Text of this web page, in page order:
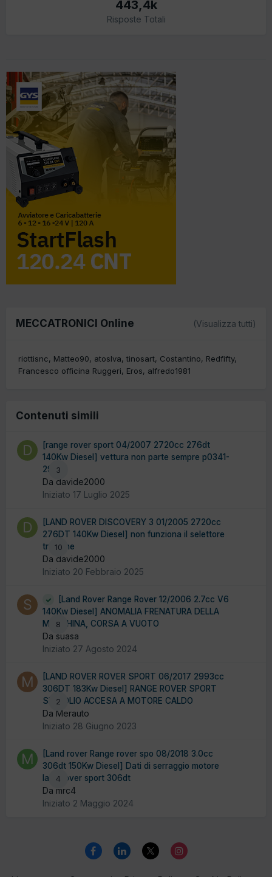
443,4k
Risposte Totali
MECCATRONICI Online (Visualizza tutti)
riottisnc Matteo90 atoslva tinosart Costantino
Redfifty
Francesco officina Ruggeri
Eros alfredo1981
Contenuti simili
3
[range rover sport 04/2007 2720cc 276dt
140Kw Diesel] vettura non parte sempre p0341-
29
Da davide2000
Iniziato 17 Luglio 2025
10
[LAND ROVER DISCOVERY 3 01/2005 2720cc
276DT 140Kw Diesel] non funziona il selettore
trazione
Da davide2000
Iniziato 20 Febbraio 2025
8
[Land Rover Range Rover 12/2006 2.7cc V6
140Kw Diesel] ANOMALIA FRENATURA DELLA
MACCHINA, CORSA A VUOTO
Da suasa
Iniziato 27 Agosto 2024
2
[LAND ROVER ROVER SPORT 06/2017 2993cc
306DT 183Kw Diesel] RANGE ROVER SPORT
SPIA OLIO ACCESA A MOTORE CALDO
Da Merauto
Iniziato 28 Giugno 2023
4
[Land rover Range rover spo 08/2018 3.0cc
306dt 150Kw Diesel] Dati di serraggio motore
land rover sport 306dt
Da mrc4
Iniziato 2 Maggio 2024